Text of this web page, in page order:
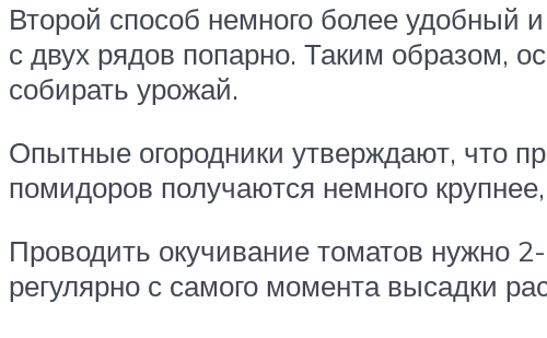
Второй способ немного более удобный
с двух рядов попарно. Таким образом,
собирать урожай.
Опытные огородники утверждают, что
помидоров получаются немного
Проводить окучивание томатов нужно
регулярно с самого момента высадки